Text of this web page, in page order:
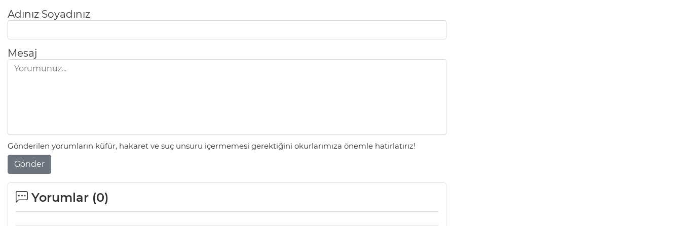
Adınız Soyadınız
Mesaj
Gönderilen yorumların küfür, hakaret ve suç unsuru içermemesi gerektiğini okurlarımıza önemle hatırlatırız!
Gönder
Yorumlar (0)